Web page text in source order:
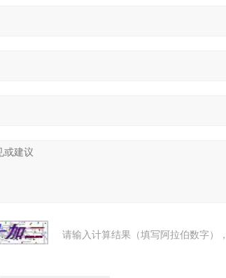
请输入计算结果（填写阿拉伯数字）